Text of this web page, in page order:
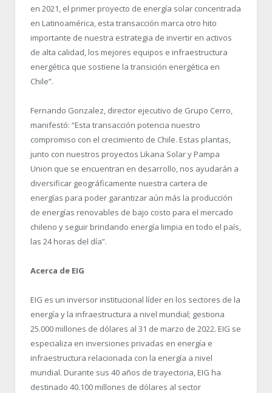
en 2021, el primer proyecto de energía solar concentrada
en Latinoamérica, esta transacción marca otro hito
importante de nuestra estrategia de invertir en activos
de alta calidad, los mejores equipos e infraestructura
energética que sostiene la transición energética en
Chile”.
Fernando Gonzalez, director ejecutivo de Grupo Cerro,
manifestó: “Esta transacción potencia nuestro
compromiso con el crecimiento de Chile. Estas plantas,
junto con nuestros proyectos Likana Solar y Pampa
Union que se encuentran en desarrollo, nos ayudarán a
diversificar geográficamente nuestra cartera de
energías para poder garantizar aún más la producción
de energías renovables de bajo costo para el mercado
chileno y seguir brindando energía limpia en todo el país,
las 24 horas del día”.
Acerca de EIG
EIG es un inversor institucional líder en los sectores de la
energía y la infraestructura a nivel mundial; gestiona
25.000 millones de dólares al 31 de marzo de 2022. EIG se
especializa en inversiones privadas en energía e
infraestructura relacionada con la energía a nivel
mundial. Durante sus 40 años de trayectoria, EIG ha
destinado 40.100 millones de dólares al sector